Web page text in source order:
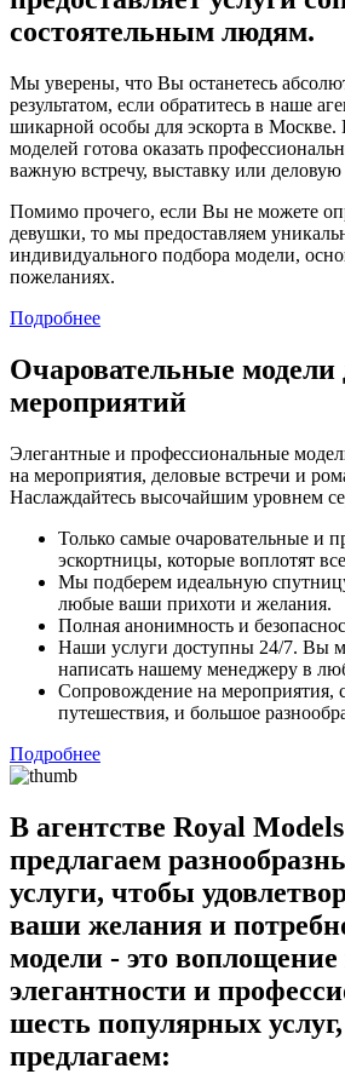
состоятельным людям.
Мы уверены, что Вы останетесь
результатом, если обратитесь в наше
шикарной особы для эскорта в
моделей готова оказать
важную встречу, выставку или деловую
Помимо прочего, если Вы не можете
девушки, то мы предоставляем
индивидуального подбора модели,
пожеланиях.
Подробнее
Очаровательные
мероприятий
Элегантные и профессиональные
на мероприятия, деловые встречи и
Наслаждайтесь высочайшим уровнем
Только самые очаровательные и
эскортницы, которые воплотят
Мы подберем идеальную
любые ваши прихоти и желания.
Полная анонимность и
Наши услуги доступны 24/7. Вы
написать нашему менеджеру в
Сопровождение на мероприятия,
путешествия, и большое
Подробнее
В агентстве Royal
предлагаем
услуги, чтобы
ваши желания и
модели - это
элегантности и
шесть популярных
предлагаем: